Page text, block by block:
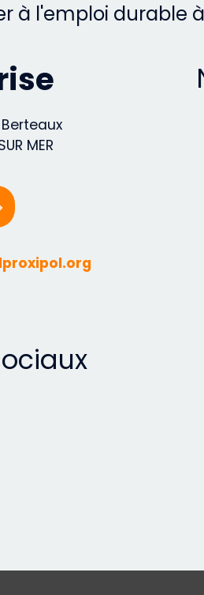
à l'emploi durable
MER